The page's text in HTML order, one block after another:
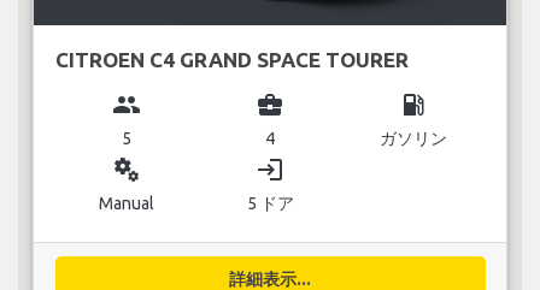
CITROEN C4 GRAND SPACE TOURER
group
5
business_center
4
local_gas_station
ガソリン
miscellaneous_services
Manual
login
5 ドア
詳細表示...